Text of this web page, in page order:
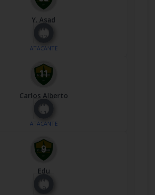
Y. Asad
Nº
32
ATACANTE
Carlos Alberto
Nº
11
ATACANTE
Edu
Nº
9